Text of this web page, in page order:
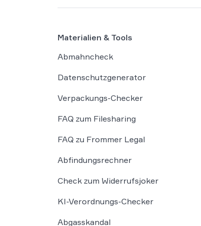
Materialien & Tools
Abmahncheck
Datenschutzgenerator
Verpackungs-Checker
FAQ zum Filesharing
FAQ zu Frommer Legal
Abfindungsrechner
Check zum Widerrufsjoker
KI-Verordnungs-Checker
Abgasskandal